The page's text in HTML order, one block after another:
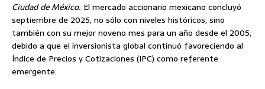
Ciudad de México. El mercado accionario mexicano concluyó
septiembre de 2025, no sólo con niveles históricos, sino
también con su mejor noveno mes para un año desde el 2005,
debido a que el inversionista global continuó favoreciendo al
Índice de Precios y Cotizaciones (IPC) como referente
emergente.